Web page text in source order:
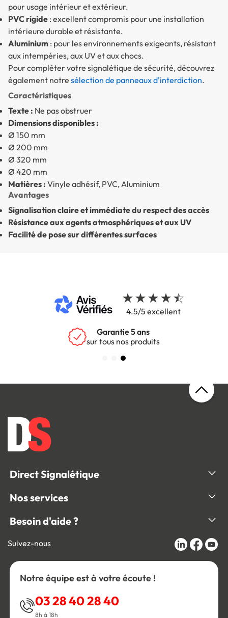
pour usage intérieur et extérieur.
PVC rigide : excellent compromis pour une installation
intérieure durable et résistante.
Aluminium : pour les environnements exigeants, résistant
aux intempéries, aux UV et aux chocs.
Pour compléter votre signalétique de sécurité, découvrez
également notre sélection de panneaux d'interdiction.
Caractéristiques
Texte : Ne pas obstruer
Dimensions disponibles :
Ø 150 mm
Ø 200 mm
Ø 320 mm
Ø 420 mm
Matières : Vinyle adhésif, PVC, Aluminium
Avantages
Signalisation claire et immédiate du respect des accès
Résistance aux agents atmosphériques et aux UV
Facilité de pose sur différentes surfaces
4.5/5 excellent
Garantie 5 ans
sur tous nos produits
Direct Signalétique
Nos services
Besoin d'aide ?
Suivez-nous
Notre équipe est à votre écoute !
03 28 40 28 40
8h à 18h